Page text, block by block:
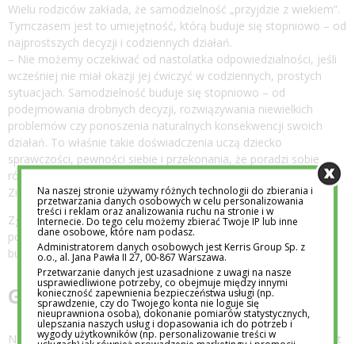
Wielu rodziców zakłada, że samodzielność „przyjdzie z wiekiem”.
Tymczasem jest to umiejętność, którą buduje się stopniowo – od
najprostszych decyzji i codziennych działań.
– Nie możemy oczekiwać od nastolatka odpowiedzialności, jeśli
wcześniej nie miał okazji jej ćwiczyć w codziennych, prostych
sytuacjach. Samodzielność buduje się stopniowo – od
podejmowania drobnych decyzji, rozwiązywania niewielkich
problemów czy ponoszenia naturalnych konsekwencji swoich
działań. To właśnie takie doświadczenia uczą dziecko
sprawczości, pewności siebie i przekonania, że poradzi sobie
również w bardziej wymagających sytuacjach – podkreśla Anna
Zięba z Academy International.
Zgodnie z teorią rozwoju psychospołecznego możliwość
podejmowania inicjatywy i działania ma kluczowe znaczenie dla
budowania poczucia kompetencji u dziecka [3].
Gdzie przebiega granica?
Nie chodzi o to, by zostawić dziecko bez wsparcia. Kluczowe jest
Na naszej stronie używamy różnych technologii do zbierania i
przetwarzania danych osobowych w celu personalizowania
treści i reklam oraz analizowania ruchu na stronie i w
Internecie. Do tego celu możemy zbierać Twoje IP lub inne
dane osobowe, które nam podasz.
Administratorem danych osobowych jest Kerris Group Sp. z
o.o., al. Jana Pawła II 27, 00-867 Warszawa.
Przetwarzanie danych jest uzasadnione z uwagi na nasze
usprawiedliwione potrzeby, co obejmuje między innymi
konieczność zapewnienia bezpieczeństwa usługi (np.
sprawdzenie, czy do Twojego konta nie loguje się
nieuprawniona osoba), dokonanie pomiarów statystycznych,
ulepszania naszych usług i dopasowania ich do potrzeb i
wygody użytkowników (np. personalizowanie treści w